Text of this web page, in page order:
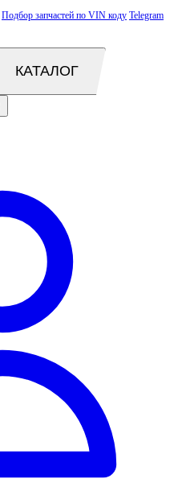
Подбор запчастей по VIN коду Telegram
КАТАЛОГ